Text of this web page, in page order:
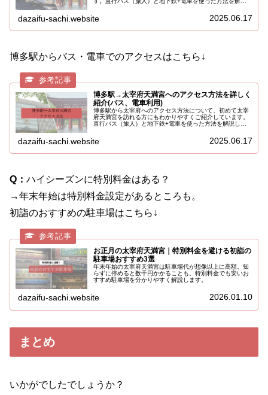
dazaifu-sachi.website 2025.06.17
博多駅からバス・電車でのアクセスはこちら↓
博多駅→太宰府天満宮へのアクセス方法を詳しく
紹介(バス、電車利用)
博多駅から太宰府へのアクセス方法について、初めて太宰
府天満宮を訪れる方にもわかりやすくご紹介しています。
直行バス（旅人）と地下鉄+電車を使った方法を解説して
dazaifu-sachi.website 2025.06.17
Q： ハイシーズンに特別料金はある？
→年末年始は特別料金設定があるところも。
初詣のおすすめの駐車場はこちら↓
お正月の太宰府天満宮｜特別料金を避ける初詣の
駐車場おすすめ3選
年末年始の太宰府天満宮は駐車場代が想像以上に高額。知
らずに停めると数千円かかることも。特別料金でも安いお
すすめ駐車場を分かりやすく解説します。
dazaifu-sachi.website 2026.01.10
まとめ
いかがでしたでしょうか？